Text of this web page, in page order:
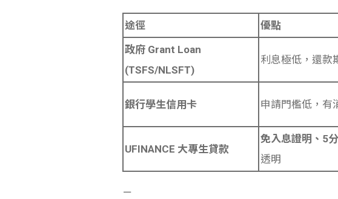
途徑 優點
政府 Grant Loan
(TSFS/NLSFT)
利息極低，還款
銀行學生信用卡 申請門檻低，有
UFINANCE 大專生貸款
免入息證明、5
透明
－